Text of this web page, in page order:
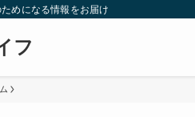
めになる情報をお届け
フ